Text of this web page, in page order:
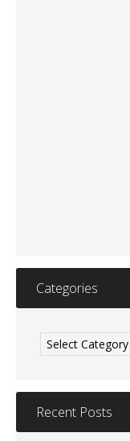
Categories
Recent Posts